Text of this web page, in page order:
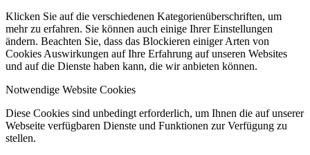
Klicken Sie auf die verschiedenen Kategorienüberschriften, um
mehr zu erfahren. Sie können auch einige Ihrer Einstellungen
ändern. Beachten Sie, dass das Blockieren einiger Arten von
Cookies Auswirkungen auf Ihre Erfahrung auf unseren Websites
und auf die Dienste haben kann, die wir anbieten können.
Notwendige Website Cookies
Diese Cookies sind unbedingt erforderlich, um Ihnen die auf unserer
Webseite verfügbaren Dienste und Funktionen zur Verfügung zu
stellen.